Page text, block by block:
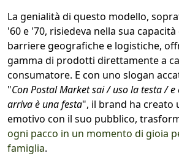
La genialità di questo modello,
'60 e '70, risiedeva nella sua
barriere geografiche e logistiche,
gamma di prodotti direttamente a
consumatore. E con uno slogan
"Con Postal Market sai / uso la testa /
arriva è una festa", il brand ha creato
emotivo con il suo pubblico,
ogni pacco in un momento di gioia
famiglia.